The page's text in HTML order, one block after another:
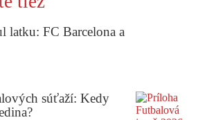
latku: FC Barcelona a
súťaží: Kedy